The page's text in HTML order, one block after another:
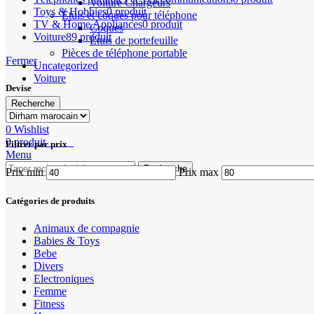
Voiture Chargeurs
Étuis et coques pour téléphone
Coques
Étuis de portefeuille
Pièces de téléphone portable
Uncategorized
Voiture
Recherche
Mon compte
0 Wishlist
0produit 0DH
Menu
Recherche
Toys & Hobbies0 produit
TV & Home Appliances0 produit
Voiture89 produit
Fermer
Devise
Filtrer par prix
Prix min Prix max
Catégories de produits
Animaux de compagnie
Babies & Toys
Bebe
Divers
Electroniques
Femme
Fitness